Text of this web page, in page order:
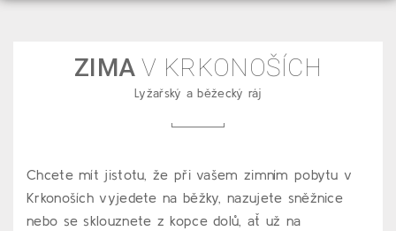
ZIMA V KRKONOŠÍCH
Lyžařský a běžecký ráj
Chcete mít jistotu, že při vašem zimním pobytu v
Krkonoších vyjedete na běžky, nazujete sněžnice
nebo se sklouznete z kopce dolů, ať už na